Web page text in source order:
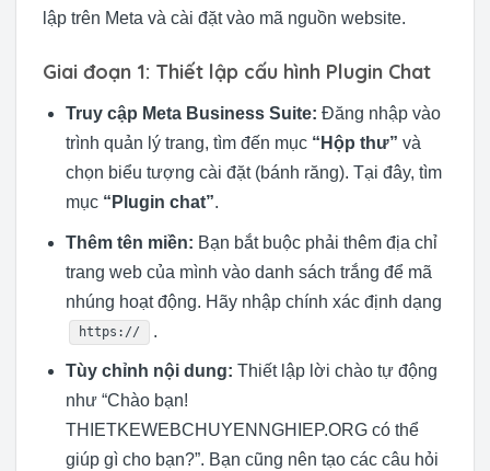
lập trên Meta và cài đặt vào mã nguồn website.
Giai đoạn 1: Thiết lập cấu hình Plugin Chat
Truy cập Meta Business Suite: Đăng nhập vào
trình quản lý trang, tìm đến mục “Hộp thư” và
chọn biểu tượng cài đặt (bánh răng). Tại đây, tìm
mục “Plugin chat”.
Thêm tên miền: Bạn bắt buộc phải thêm địa chỉ
trang web của mình vào danh sách trắng để mã
nhúng hoạt động. Hãy nhập chính xác định dạng
https:// .
Tùy chỉnh nội dung: Thiết lập lời chào tự động
như “Chào bạn!
THIETKEWEBCHUYENNGHIEP.ORG có thể
giúp gì cho bạn?”. Bạn cũng nên tạo các câu hỏi